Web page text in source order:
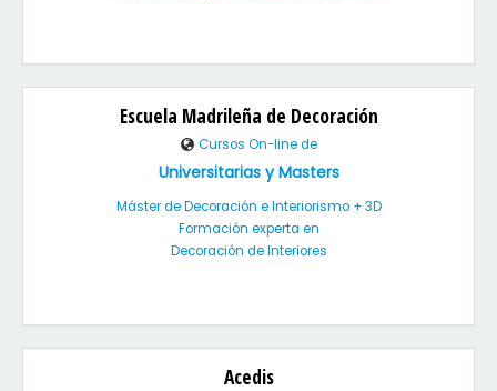
Escuela Madrileña de Decoración
Cursos On-line de
Universitarias y Masters
Máster de Decoración e Interiorismo + 3D
Formación experta en
Decoración de Interiores
Acedis